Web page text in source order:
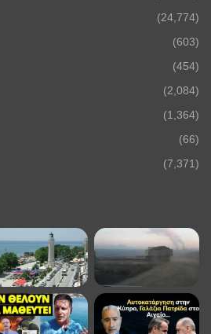
(24,774)
(603)
(454)
(2,084)
(1,364)
(66)
(7,371)